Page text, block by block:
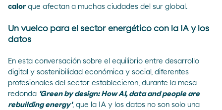
calorque afectan a muchas ciudades del sur global.
Un vuelco para el sector energético con la IA y los
datos
En esta conversación sobre el equilibrio entre desarrollo
digital y sostenibilidad económica y social, diferentes
profesionales del sector establecieron, durante la mesa
redonda 'Green by design: How AI, data and people are
rebuilding energy', que la IA y los datos no son solo una